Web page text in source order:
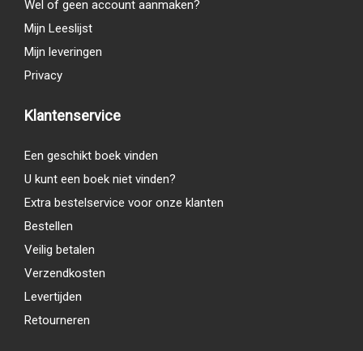
Wel of geen account aanmaken?
Mijn Leeslijst
Mijn leveringen
Privacy
Klantenservice
Een geschikt boek vinden
U kunt een boek niet vinden?
Extra bestelservice voor onze klanten
Bestellen
Veilig betalen
Verzendkosten
Levertijden
Retourneren